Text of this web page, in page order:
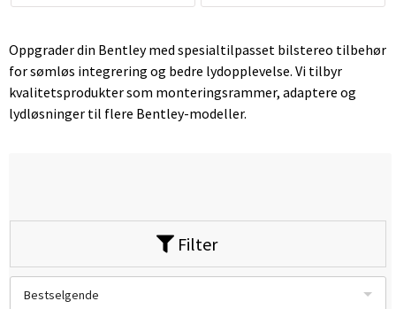
Oppgrader din Bentley med spesialtilpasset bilstereo tilbehør
for sømløs integrering og bedre lydopplevelse. Vi tilbyr
kvalitetsprodukter som monteringsrammer, adaptere og
lydløsninger til flere Bentley-modeller.
Filter
Bestselgende